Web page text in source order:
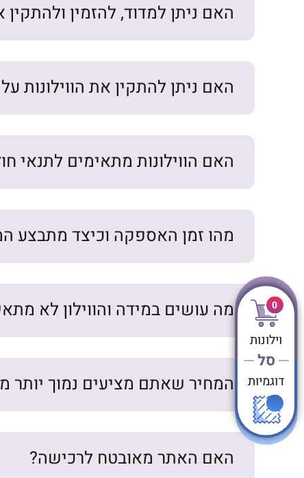
האם ניתן למדוד, להזמין
האם ניתן להתקין את הווילונות
האם הווילונות מתאימים לתנאי
מהו זמן האספקה וכיצד מתבצע
מה עושים במידה והווילון לא
המחיר שאתם מציעים נמוך יותר
האם האתר מאובטח לרכישה?
0
וילונות
סל
דוגמיות